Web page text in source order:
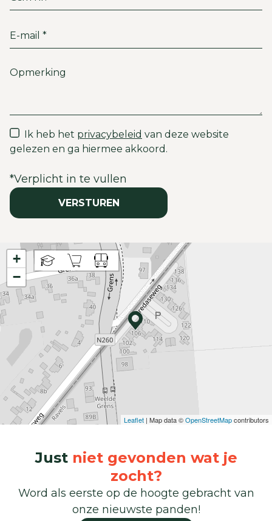
Ik heb het privacybeleid van deze website
gelezen en ga hiermee akkoord.
*Verplicht in te vullen
VERSTUREN
+
−
Leaflet | Map data ©OpenStreetMapcontributors
Just niet gevonden wat je
zocht?
Word als eerste op de hoogte gebracht van
onze nieuwste panden!